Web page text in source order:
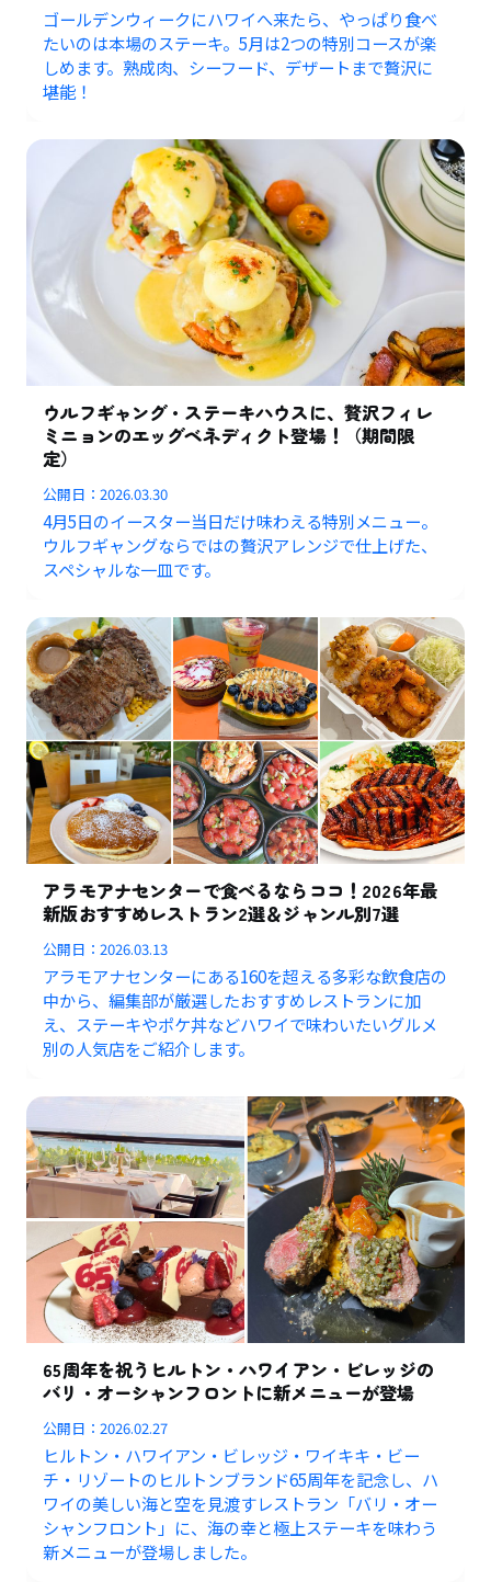
ゴールデンウィークにハワイへ来たら、やっぱり食べ
たいのは本場のステーキ。5月は2つの特別コースが楽
しめます。熟成肉、シーフード、デザートまで贅沢に
堪能！
ウルフギャング・ステーキハウスに、贅沢フィレ
ミニョンのエッグベネディクト登場！（期間限
定）
公開日：2026.03.30
4月5日のイースター当日だけ味わえる特別メニュー。
ウルフギャングならではの贅沢アレンジで仕上げた、
スペシャルな一皿です。
アラモアナセンターで食べるならココ！2026年最
新版おすすめレストラン2選＆ジャンル別7選
公開日：2026.03.13
アラモアナセンターにある160を超える多彩な飲食店の
中から、編集部が厳選したおすすめレストランに加
え、ステーキやポケ丼などハワイで味わいたいグルメ
別の人気店をご紹介します。
65周年を祝うヒルトン・ハワイアン・ビレッジの
バリ・オーシャンフロントに新メニューが登場
公開日：2026.02.27
ヒルトン・ハワイアン・ビレッジ・ワイキキ・ビー
チ・リゾートのヒルトンブランド65周年を記念し、ハ
ワイの美しい海と空を見渡すレストラン「バリ・オー
シャンフロント」に、海の幸と極上ステーキを味わう
新メニューが登場しました。